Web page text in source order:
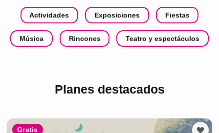
Actividades Exposiciones Fiestas
Música Rincones Teatro y espectáculos
Planes destacados
Gratis